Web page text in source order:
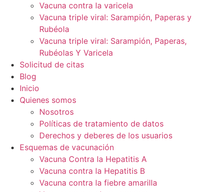
Vacuna contra la varicela
Vacuna triple viral: Sarampión, Paperas y
Rubéola
Vacuna triple viral: Sarampión, Paperas,
Rubéolas Y Varicela
Solicitud de citas
Blog
Inicio
Quienes somos
Nosotros
Políticas de tratamiento de datos
Derechos y deberes de los usuarios
Esquemas de vacunación
Vacuna Contra la Hepatitis A
Vacuna contra la Hepatitis B
Vacuna contra la fiebre amarilla